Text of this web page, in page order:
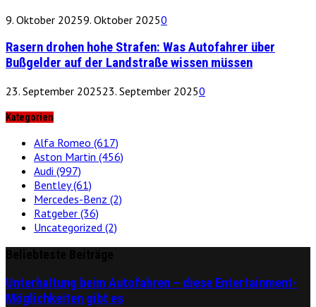
9. Oktober 20259. Oktober 20250
Rasern drohen hohe Strafen: Was Autofahrer über
Bußgelder auf der Landstraße wissen müssen
23. September 202523. September 20250
Kategorien
Alfa Romeo (617)
Aston Martin (456)
Audi (997)
Bentley(61)
Mercedes-Benz (2)
Ratgeber (36)
Uncategorized (2)
Unterhaltung beim Autofahren – diese Entertainment-
Möglichkeiten gibt es